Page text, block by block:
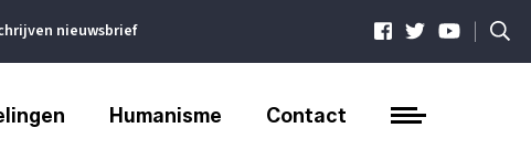
nieuwsbrief |
Humanisme Contact